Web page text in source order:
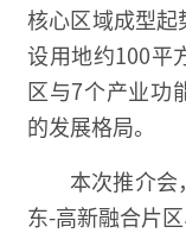
核心区域成型
设用地约100平
区与7个产业功
的发展格局。
本次推介
东-高新融合片